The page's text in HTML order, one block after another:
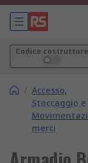
Codice costruttore
/ Accesso,
Stoccaggio e
merci